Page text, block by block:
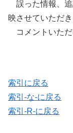
誤った情報、追
映させていただ
コメントいただ
索引に戻る
索引-な-に戻る
索引-R-に戻る